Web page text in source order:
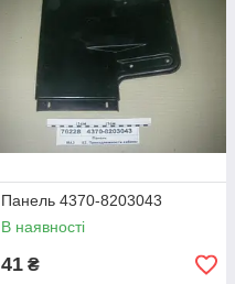
Панель 4370-8203043
В наявності
41 ₴